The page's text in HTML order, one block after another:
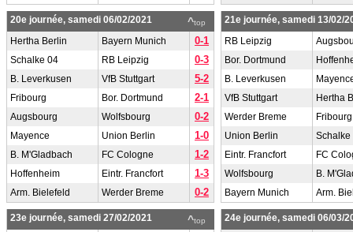
^top
20e journée, samedi 06/02/2021
Hertha Berlin
Bayern Munich 0-1
Schalke 04 RB Leipzig 0-3
B. Leverkusen VfB Stuttgart 5-2
Fribourg Bor. Dortmund 2-1
Augsbourg Wolfsbourg 0-2
Mayence Union Berlin 1-0
B. M'Gladbach FC Cologne 1-2
Hoffenheim Eintr. Francfort 1-3
Arm. Bielefeld Werder Breme 0-2
21e journée, samedi 13/02/
RB Leipzig
Bor. Dortmund
B. Leverkusen
VfB Stuttgart
Hertha
Werder Breme
Fribourg
Union Berlin
Schalke
Eintr. Francfort
FC
Wolfsbourg
B.
Bayern Munich
Arm.
^top
23e journée, samedi 27/02/2021
24e journée, samedi 06/03/